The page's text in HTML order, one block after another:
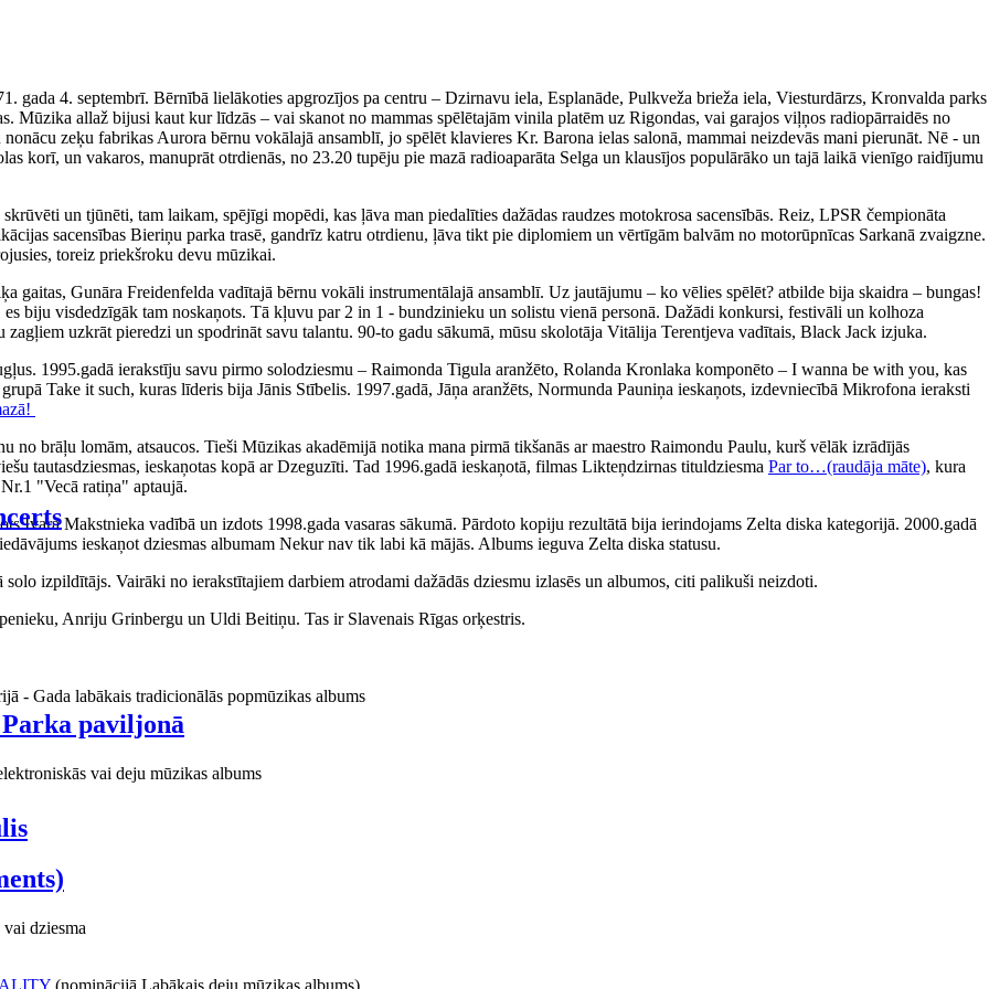
paviljonā
gada 4. septembrī. Bērnībā lielākoties apgrozījos pa centru – Dzirnavu iela, Esplanāde, Pulkveža brieža iela, Viesturdārzs, Kronvalda parks
Mūzika allaž bijusi kaut kur līdzās – vai skanot no mammas spēlētajām vinila platēm uz Rigondas, vai garajos viļņos radiopārraidēs no
zeķu fabrikas Aurora bērnu vokālajā ansamblī, jo spēlēt klavieres Kr. Barona ielas salonā, mammai neizdevās mani pierunāt. Nē - un
korī, un vakaros, manuprāt otrdienās, no 23.20 tupēju pie mazā radioaparāta Selga un klausījos populārāko un tajā laikā vienīgo raidījumu
un tjūnēti, tam laikam, spējīgi mopēdi, kas ļāva man piedalīties dažādas raudzes motokrosa sacensībās. Reiz, LPSR čempionāta
sacensības Bieriņu parka trasē, gandrīz katru otrdienu, ļāva tikt pie diplomiem un vērtīgām balvām no motorūpnīcas Sarkanā zvaigzne.
toreiz priekšroku devu mūzikai.
gaitas, Gunāra Freidenfelda vadītajā bērnu vokāli instrumentālajā ansamblī. Uz jautājumu – ko vēlies spēlēt? atbilde bija skaidra – bungas!
biju visdedzīgāk tam noskaņots. Tā kļuvu par 2 in 1 - bundzinieku un solistu vienā personā. Dažādi konkursi, festivāli un kolhoza
uzkrāt pieredzi un spodrināt savu talantu. 90-to gadu sākumā, mūsu skolotāja Vitālija Terentjeva vadītais, Black Jack izjuka.
1995.gadā ierakstīju savu pirmo solodziesmu – Raimonda Tigula aranžēto, Rolanda Kronlaka komponēto – I wanna be with you, kas
Take it such, kuras līderis bija Jānis Stībelis. 1997.gadā, Jāņa aranžēts, Normunda Pauniņa ieskaņots, izdevniecībā Mikrofona ieraksti
brāļu lomām, atsaucos. Tieši Mūzikas akadēmijā notika mana pirmā tikšanās ar maestro Raimondu Paulu, kurš vēlāk izrādījās
tautasdziesmas, ieskaņotas kopā ar Dzeguzīti. Tad 1996.gadā ieskaņotā, filmas Likteņdzirnas tituldziesma Par to…(raudāja māte), kura
"Vecā ratiņa" aptaujā.
Ivara Makstnieka vadībā un izdots 1998.gada vasaras sākumā. Pārdoto kopiju rezultātā bija ierindojams Zelta diska kategorijā. 2000.gadā
ieskaņot dziesmas albumam Nekur nav tik labi kā mājās. Albums ieguva Zelta diska statusu.
izpildītājs. Vairāki no ierakstītajiem darbiem atrodami dažādās dziesmu izlasēs un albumos, citi palikuši neizdoti.
Anriju Grinbergu un Uldi Beitiņu. Tas ir Slavenais Rīgas orķestris.
- Gada labākais tradicionālās popmūzikas albums
vai deju mūzikas albums
dziesma
(nominācijā Labākais deju mūzikas albums)